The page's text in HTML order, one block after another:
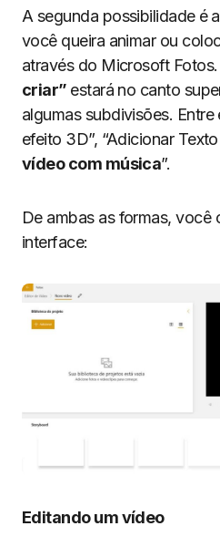
A segunda possibilidade é
você queira animar ou
através do Microsoft
criar” estará no canto
algumas subdivisões. Entre
efeito 3D”, “Adicionar
vídeo com música”.
De ambas as formas, você
interface:
Editando um vídeo